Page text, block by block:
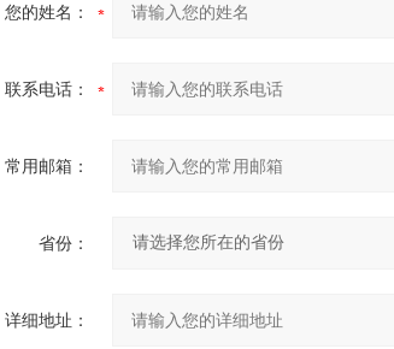
您的姓名：
联系电话：
常用邮箱：
省份：
详细地址：